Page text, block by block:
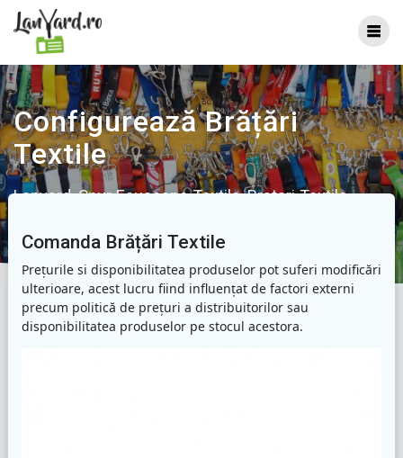
Skip
content
Configurează Brățări
Textile
Lanyard, Snur Ecusoane Textile, Bratari Textile,
Comanda Brățări Textile
Prețurile si disponibilitatea produselor pot suferi modificări
ulterioare, acest lucru fiind influențat de factori externi
precum politică de prețuri a distribuitorilor sau
disponibilitatea produselor pe stocul acestora.